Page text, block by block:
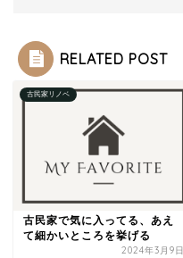
RELATED POST
古民家リノベ
古民家で気に入ってる、あえ
て細かいところを挙げる
2024年3月9日